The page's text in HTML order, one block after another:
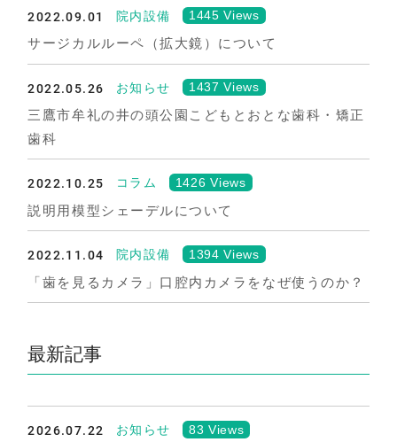
2022.09.01 院内設備 1445 Views
サージカルルーペ（拡大鏡）について
2022.05.26 お知らせ 1437 Views
三鷹市牟礼の井の頭公園こどもとおとな歯科・矯正
歯科
2022.10.25 コラム 1426 Views
説明用模型シェーデルについて
2022.11.04 院内設備 1394 Views
「歯を見るカメラ」口腔内カメラをなぜ使うのか？
最新記事
2026.07.22 お知らせ 83 Views